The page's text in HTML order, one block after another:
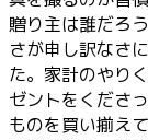
贈り主は誰だろ
さが申し訳なさ
た。家計のやり
ゼントをくださ
ものを買い揃え